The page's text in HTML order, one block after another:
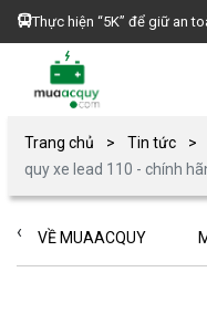
Thực hiện “5K” để giữ an
Trang chủ Tin tức
quy xe lead 110 - chính
VỀ MUAACQUY
‹